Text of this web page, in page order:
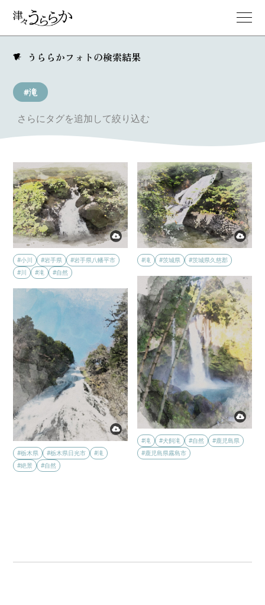
うららかフォトの検索結果
#滝
さらにタグを追加して絞り込む
#小川 #岩手県
#岩手県八幡平市
#川
#滝 #自然
#滝 #茨城県 #茨城県久慈郡
#滝 #犬飼滝 #自然
#鹿児島県
#鹿児島県霧島市
#栃木県 #栃木県日光市
#滝
#絶景
#自然